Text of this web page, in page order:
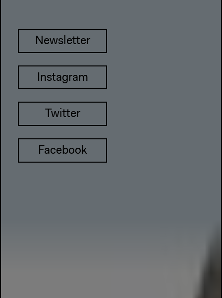
Newsletter
Instagram
Twitter
Facebook